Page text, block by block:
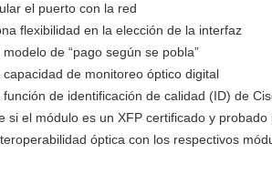
el puerto con la red
flexibilidad en la elección de la interfaz
de “pago según se pobla”
capacidad de monitoreo óptico digital
función de identificación de calidad (ID) de
si el módulo es un XFP certificado y probado
óptica con los respectivos